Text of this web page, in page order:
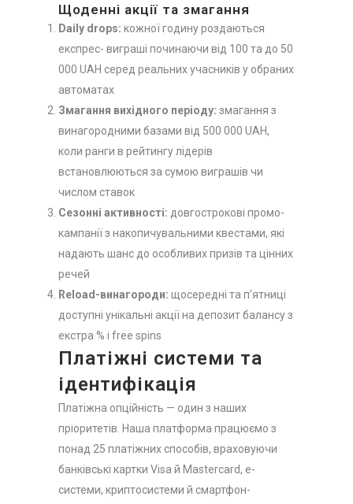
Щоденні акції та змагання
Daily drops: кожної годину роздаються
експрес- виграші починаючи від 100 та до 50
000 UAH серед реальних учасників у обраних
автоматах
Змагання вихідного періоду: змагання з
винагородними базами від 500 000 UAH,
коли ранги в рейтингу лідерів
встановлюються за сумою виграшів чи
числом ставок
Сезонні активності: довгострокові промо-
кампанії з накопичувальними квестами, які
надають шанс до особливих призів та цінних
речей
Reload-винагороди: щосередні та п’ятниці
доступні унікальні акції на депозит балансу з
екстра % і free spins
Платіжні системи та
ідентифікація
Платіжна опційність — один з наших
пріоритетів. Наша платформа працюємо з
понад 25 платіжних способів, враховуючи
банківські картки Visa й Mastercard, е-
системи, криптосистеми й смартфон-